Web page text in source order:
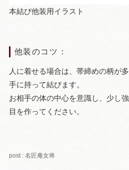
本結び他装用イラスト
他装のコツ：
人に着せる場合は、帯締めの柄が
手に持って結びます。
お相手の体の中心を意識し、少し
目を作ってください。
post : 名匠庵女将